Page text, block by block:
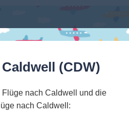
(CDW)
nach Caldwell und die
nach Caldwell: